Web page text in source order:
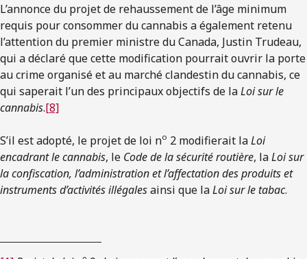
L’annonce du projet de rehaussement de l’âge minimum
requis pour consommer du cannabis a également retenu
l’attention du premier ministre du Canada, Justin Trudeau,
qui a déclaré que cette modification pourrait ouvrir la porte
au crime organisé et au marché clandestin du cannabis, ce
qui saperait l’un des principaux objectifs de laLoi sur le
cannabis.[8]
S’il est adopté, le projet de loi no 2 modifierait laLoi
encadrant le cannabis, le Code de la sécurité routière, laLoi sur
la confiscation, l’administration et l’affectation des produits et
instruments d’activités illégalesainsi que laLoi sur le tabac.